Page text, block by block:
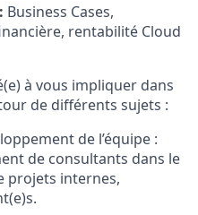
Business Cases,
rentabilité Cloud
à vous impliquer dans
de différents sujets :
de l’équipe :
de consultants dans le
projets internes,